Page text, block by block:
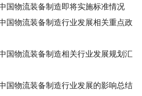
国物流装备制造即将实施标准情况
国物流装备制造行业发展相关重点政
国物流装备制造相关行业发展规划汇
国物流装备制造行业发展的影响总结